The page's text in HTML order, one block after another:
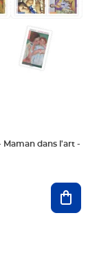
Maman dans l'art -